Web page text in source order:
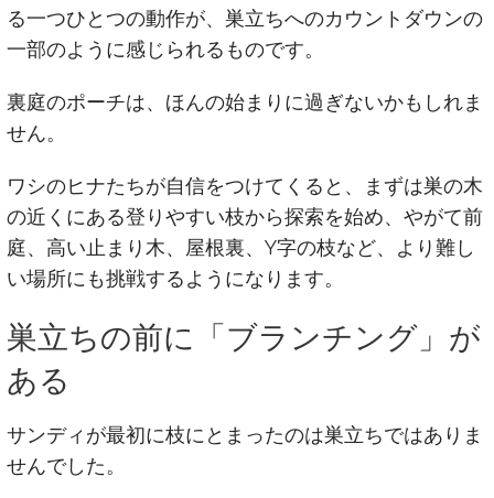
る一つひとつの動作が、巣立ちへのカウントダウンの
一部のように感じられるものです。
裏庭のポーチは、ほんの始まりに過ぎないかもしれま
せん。
ワシのヒナたちが自信をつけてくると、まずは巣の木
の近くにある登りやすい枝から探索を始め、やがて前
庭、高い止まり木、屋根裏、Y字の枝など、より難し
い場所にも挑戦するようになります。
巣立ちの前に「ブランチング」が
ある
サンディが最初に枝にとまったのは巣立ちではありま
せんでした。